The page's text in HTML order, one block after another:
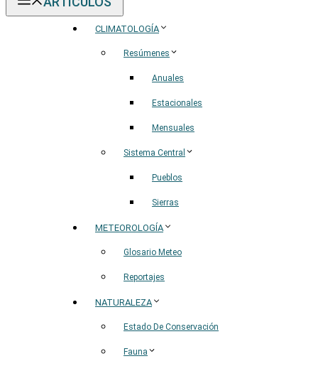
CLIMATOLOGÍA
Resúmenes
Anuales
Estacionales
Mensuales
Sistema Central
Pueblos
Sierras
METEOROLOGÍA
Glosario Meteo
Reportajes
NATURALEZA
Estado De Conservación
Fauna